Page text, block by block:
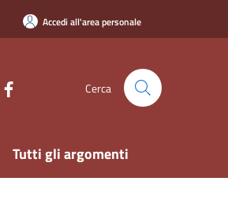
Accedi all'area personale
Cerca
Tutti gli argomenti